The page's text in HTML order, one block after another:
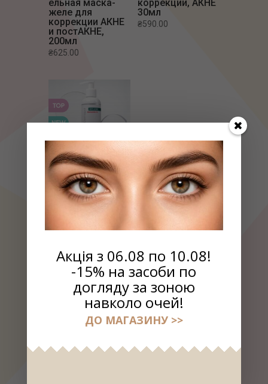
ельная маска-
желе для
коррекции АКНЕ
и постАКНЕ,
200мл
₴625.00
коррекции, АКНЕ
30мл
₴590.00
Балансирующий
тоник для
жирной кожи,
250мл
ВЫБРАТЬ КОСМЕТИКУ
Линия для губ Сherry lady
Акція з 06.08 по 10.08!
-15% на засоби по
догляду за зоною
навколо очей!
ДО МАГАЗИНУ >>